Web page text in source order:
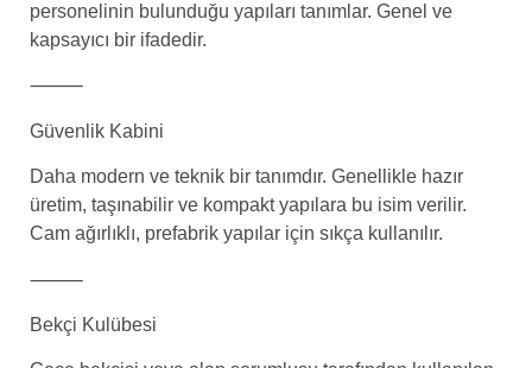
personelinin bulunduğu yapıları tanımlar. Genel ve
kapsayıcı bir ifadedir.
⸻
Güvenlik Kabini
Daha modern ve teknik bir tanımdır. Genellikle hazır
üretim, taşınabilir ve kompakt yapılara bu isim verilir.
Cam ağırlıklı, prefabrik yapılar için sıkça kullanılır.
⸻
Bekçi Kulübesi